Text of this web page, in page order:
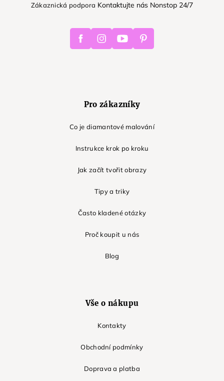
Zákaznická podpora Kontaktujte nás Nonstop 24/7
FacebookInstagramYoutube Pinterest
Pro zákazníky
Co je diamantové malování
Instrukce krok po kroku
Jak začít tvořit obrazy
Tipy a triky
Často kladené otázky
Proč koupit u nás
Blog
Vše o nákupu
Kontakty
Obchodní podmínky
Doprava a platba